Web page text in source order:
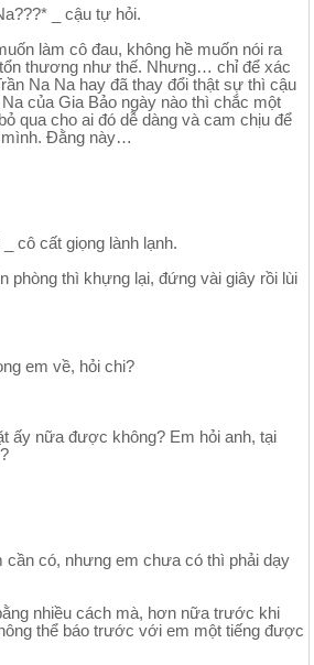
_ cậu tự hỏi.
làm cô đau, không hề muốn nói ra
thương như thế. Nhưng… chỉ để xác
Na Na hay đã thay đổi thật sự thì cậu
của Gia Bảo ngày nào thì chắc một
qua cho ai đó dễ dàng và cam chịu để
Đằng này…
cô cất giọng lành lạnh.
phòng thì khựng lại, đứng vài giây rồi lùi
em về, hỏi chi?
nữa được không? Em hỏi anh, tại
có, nhưng em chưa có thì phải dạy
nhiều cách mà, hơn nữa trước khi
thể báo trước với em một tiếng được